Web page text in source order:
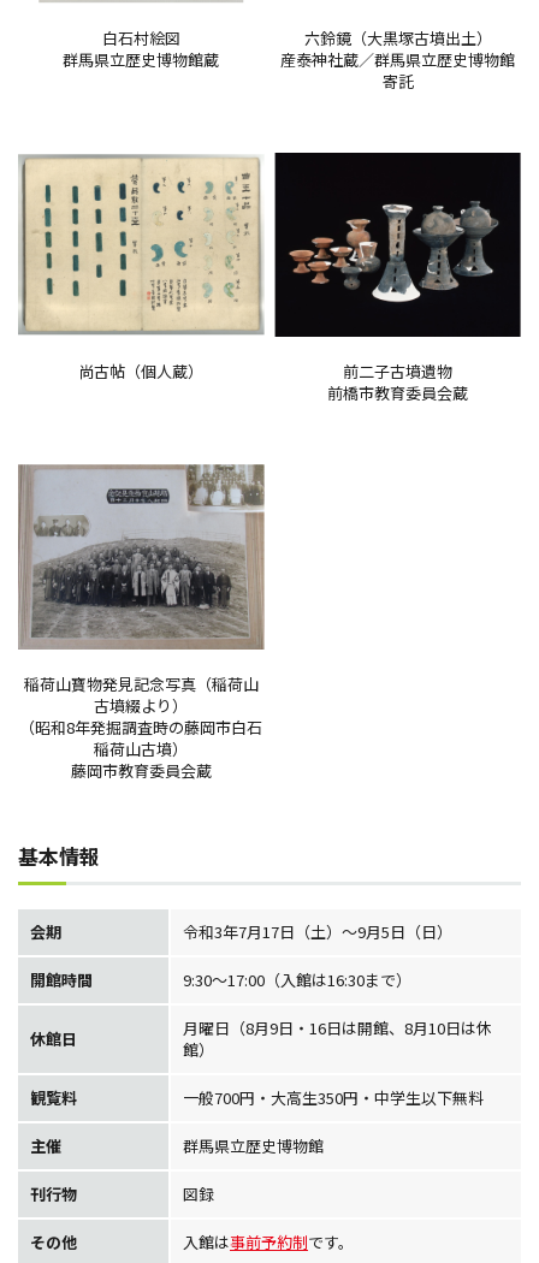
白石村絵図
群馬県立歴史博物館蔵
六鈴鏡（大黒塚古墳出土）
産泰神社蔵／群馬県立歴史博物館
寄託
尚古帖（個人蔵）
前二子古墳遺物
前橋市教育委員会蔵
稲荷山寶物発見記念写真（稲荷山
古墳綴より）
（昭和8年発掘調査時の藤岡市白石
稲荷山古墳）
藤岡市教育委員会蔵
基本情報
会期 令和3年7月17日（土）～9月5日（日）
開館時間 9:30～17:00（入館は16:30まで）
休館日
月曜日（8月9日・16日は開館、8月10日は休
館）
観覧料 一般700円・大高生350円・中学生以下無料
主催 群馬県立歴史博物館
刊行物 図録
その他 入館は事前予約制です。